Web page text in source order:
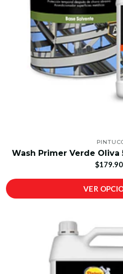
Wash Primer Verde Oliva
VER